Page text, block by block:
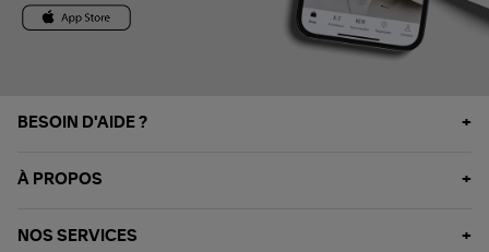
BESOIN D'AIDE ?
À PROPOS
NOS SERVICES